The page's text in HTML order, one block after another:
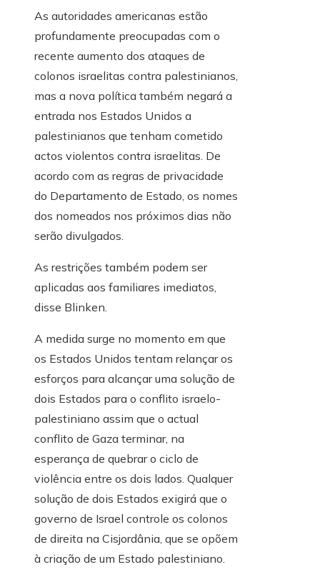
As autoridades americanas estão
profundamente preocupadas com o
recente aumento dos ataques de
colonos israelitas contra palestinianos,
mas a nova política também negará a
entrada nos Estados Unidos a
palestinianos que tenham cometido
actos violentos contra israelitas. De
acordo com as regras de privacidade
do Departamento de Estado, os nomes
dos nomeados nos próximos dias não
serão divulgados.
As restrições também podem ser
aplicadas aos familiares imediatos,
disse Blinken.
A medida surge no momento em que
os Estados Unidos tentam relançar os
esforços para alcançar uma solução de
dois Estados para o conflito israelo-
palestiniano assim que o actual
conflito de Gaza terminar, na
esperança de quebrar o ciclo de
violência entre os dois lados. Qualquer
solução de dois Estados exigirá que o
governo de Israel controle os colonos
de direita na Cisjordânia, que se opõem
à criação de um Estado palestiniano.